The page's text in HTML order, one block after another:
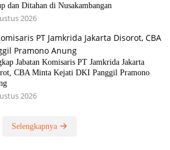
dan Ditahan di Nusakambangan
2026
Jabatan Komisaris PT Jamkrida Jakarta
CBA Minta Kejati DKI Panggil Pramono
2026
Selengkapnya